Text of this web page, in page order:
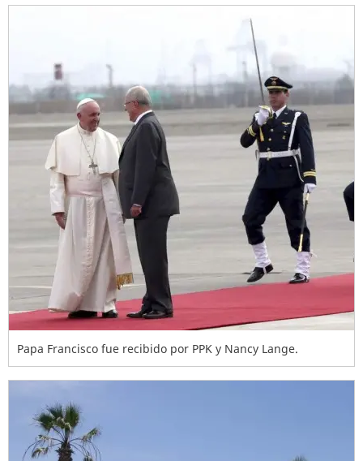
Papa Francisco fue recibido por PPK y Nancy Lange.